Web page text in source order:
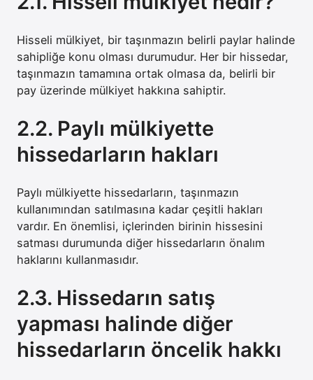
Hisseli mülkiyet, bir taşınmazın belirli paylar halinde
sahipliğe konu olması durumudur. Her bir hissedar,
taşınmazın tamamına ortak olmasa da, belirli bir
pay üzerinde mülkiyet hakkına sahiptir.
2.2. Paylı mülkiyette
hissedarların hakları
Paylı mülkiyette hissedarların, taşınmazın
kullanımından satılmasına kadar çeşitli hakları
vardır. En önemlisi, içlerinden birinin hissesini
satması durumunda diğer hissedarların önalım
haklarını kullanmasıdır.
2.3. Hissedarın satış
yapması halinde diğer
hissedarların öncelik hakkı